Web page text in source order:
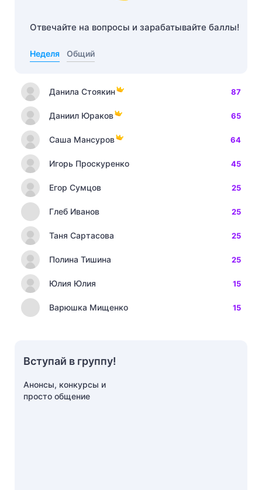
Отвечайте на вопросы и зарабатывайте баллы!
Неделя Общий
Данила Стоякин 87
Даниил Юраков 65
Саша Мансуров 64
Игорь Проскуренко 45
Егор Сумцов 25
Глеб Иванов 25
Таня Сартасова 25
Полина Тишина 25
Юлия Юлия 15
Варюшка Мищенко 15
Вступай в группу!
Анонсы, конкурсы и
просто общение